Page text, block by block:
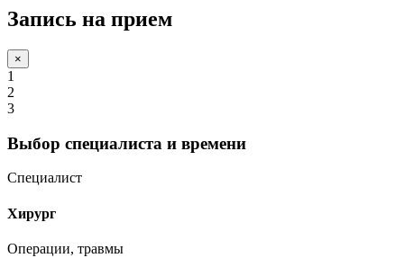
Запись на прием
×
1
2
3
Выбор специалиста и времени
Специалист
Хирург
Операции, травмы